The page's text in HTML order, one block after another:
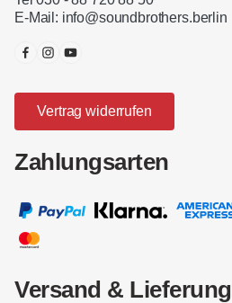
E-Mail: info@soundbrothers.berlin
Vertrag widerrufen
Zahlungsarten
Versand & Lieferung